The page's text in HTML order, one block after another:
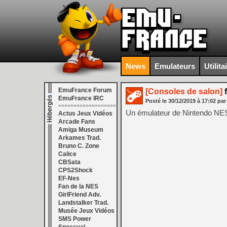
News Emulateurs
EmuFrance Forum
EmuFrance IRC
===================
Actus Jeux Vidéos
Arcade Fans
Amiga Museum
Arkames Trad.
Bruno C. Zone
Calice
CBSata
CPS2Shock
EF-Nes
Fan de la NES
GirlFriend Adv.
Landstalker Trad.
Musée Jeux Vidéos
SMS Power
[Consoles de salon]
Posté le 30/12/2019 à 17:02 par
Un émulateur de Nintendo